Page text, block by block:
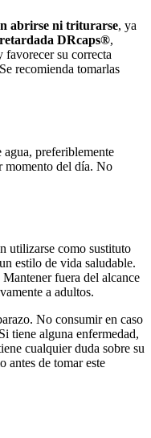
abrirse ni triturarse, ya
DRcaps®,
favorecer su correcta
recomienda tomarlas
agua, preferiblemente
momento del día. No
utilizarse como sustituto
estilo de vida saludable.
fuera del alcance
a adultos.
No consumir en caso
tiene alguna enfermedad,
cualquier duda sobre su
antes de tomar este